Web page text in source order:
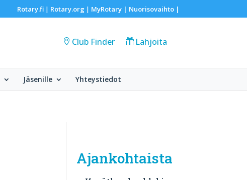
Rotary.fi| Rotary.org | MyRotary | Nuorisovaihto|
Club Finder Lahjoita
Jäsenille Yhteystiedot
Ajankohtaista